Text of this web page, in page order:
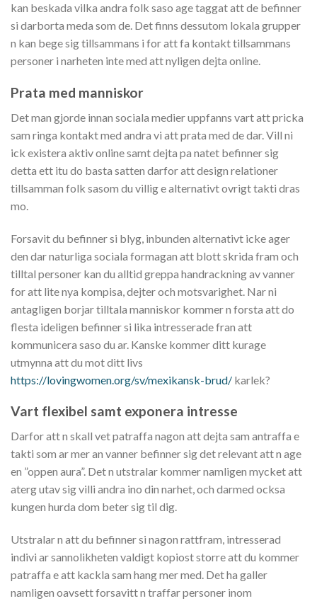
kan beskada vilka andra folk saso age taggat att de befinner
si darborta meda som de. Det finns dessutom lokala grupper
n kan bege sig tillsammans i for att fa kontakt tillsammans
personer i narheten inte med att nyligen dejta online.
Prata med manniskor
Det man gjorde innan sociala medier uppfanns vart att pricka
sam ringa kontakt med andra vi att prata med de dar. Vill ni
ick existera aktiv online samt dejta pa natet befinner sig
detta ett itu do basta satten darfor att design relationer
tillsamman folk sasom du villig e alternativt ovrigt takti dras
mo.
Forsavit du befinner si blyg, inbunden alternativt icke ager
den dar naturliga sociala formagan att blott skrida fram och
tilltal personer kan du alltid greppa handrackning av vanner
for att lite nya kompisa, dejter och motsvarighet. Nar ni
antagligen borjar tilltala manniskor kommer n forsta att do
flesta ideligen befinner si lika intresserade fran att
kommunicera saso du ar. Kanske kommer ditt kurage
utmynna att du mot ditt livs
https://lovingwomen.org/sv/mexikansk-brud/ karlek?
Vart flexibel samt exponera intresse
Darfor att n skall vet patraffa nagon att dejta sam antraffa e
takti som ar mer an vanner befinner sig det relevant att n age
en ”oppen aura”. Det n utstralar kommer namligen mycket att
aterg utav sig villi andra ino din narhet, och darmed ocksa
kungen hurda dom beter sig til dig.
Utstralar n att du befinner si nagon rattfram, intresserad
indivi ar sannolikheten valdigt kopiost storre att du kommer
patraffa e att kackla sam hang mer med. Det ha galler
namligen oavsett forsavitt n traffar personer inom